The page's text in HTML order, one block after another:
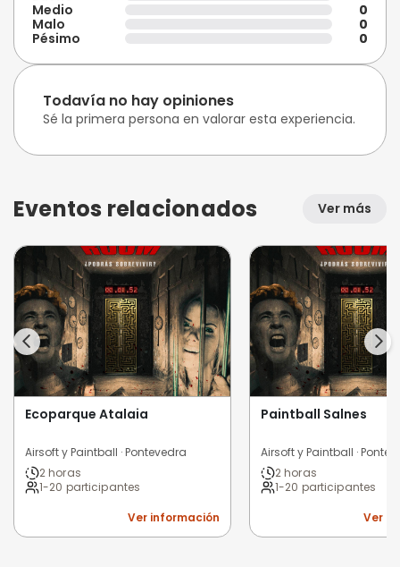
Medio
0
Malo
0
Pésimo
0
Todavía no hay opiniones
Sé la primera persona en valorar esta experiencia.
Eventos relacionados Ver más
Ecoparque Atalaia
Airsoft y Paintball · Pontevedra
2 horas
1-20 participantes
Ver información
Paintball Salnes
Airsoft y Paintball ·
2 horas
1-20 participantes
Ver